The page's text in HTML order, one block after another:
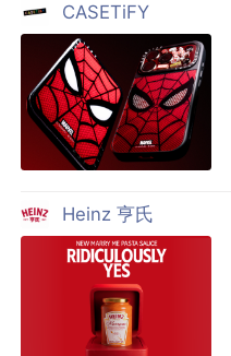
CASETiFY
Heinz 亨氏